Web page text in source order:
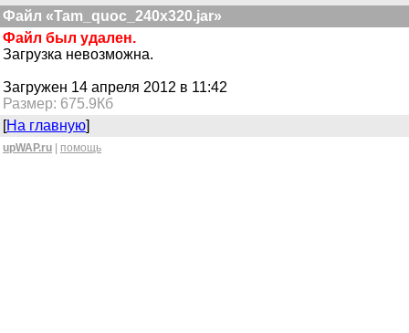
Файл «Tam_quoc_240x320.jar»
Файл был удален.
Загрузка невозможна.
Загружен 14 апреля 2012 в 11:42
Размер: 675.9Кб
[На главную]
upWAP.ru помощь